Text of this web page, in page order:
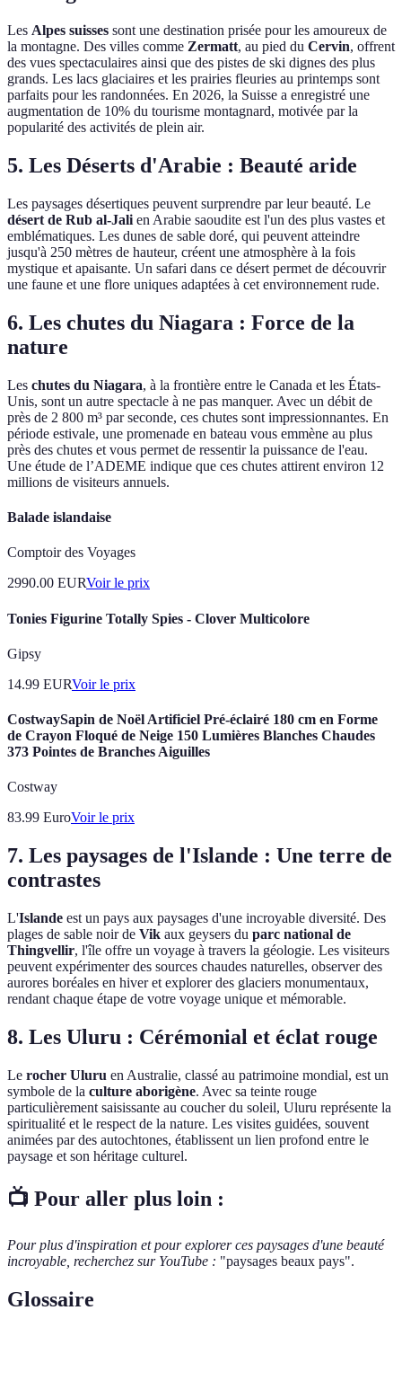
Les Alpes suisses sont une destination prisée pour les amoureux de
la montagne. Des villes comme Zermatt, au pied du Cervin, offrent
des vues spectaculaires ainsi que des pistes de ski dignes des plus
grands. Les lacs glaciaires et les prairies fleuries au printemps sont
parfaits pour les randonnées. En 2026, la Suisse a enregistré une
augmentation de 10% du tourisme montagnard, motivée par la
popularité des activités de plein air.
5. Les Déserts d'Arabie : Beauté aride
Les paysages désertiques peuvent surprendre par leur beauté. Le
désert de Rub al-Jali en Arabie saoudite est l'un des plus vastes et
emblématiques. Les dunes de sable doré, qui peuvent atteindre
jusqu'à 250 mètres de hauteur, créent une atmosphère à la fois
mystique et apaisante. Un safari dans ce désert permet de découvrir
une faune et une flore uniques adaptées à cet environnement rude.
6. Les chutes du Niagara : Force de la
nature
Les chutes du Niagara, à la frontière entre le Canada et les États-
Unis, sont un autre spectacle à ne pas manquer. Avec un débit de
près de 2 800 m³ par seconde, ces chutes sont impressionnantes. En
période estivale, une promenade en bateau vous emmène au plus
près des chutes et vous permet de ressentir la puissance de l'eau.
Une étude de l’ADEME indique que ces chutes attirent environ 12
millions de visiteurs annuels.
Balade islandaise
Comptoir des Voyages
2990.00 EURVoir le prix
Tonies Figurine Totally Spies - Clover Multicolore
Gipsy
14.99 EURVoir le prix
CostwaySapin de Noël Artificiel Pré-éclairé 180 cm en Forme
de Crayon Floqué de Neige 150 Lumières Blanches Chaudes
373 Pointes de Branches Aiguilles
Costway
83.99 EuroVoir le prix
7. Les paysages de l'Islande : Une terre de
contrastes
L'Islande est un pays aux paysages d'une incroyable diversité. Des
plages de sable noir de Vik aux geysers du parc national de
Thingvellir, l'île offre un voyage à travers la géologie. Les visiteurs
peuvent expérimenter des sources chaudes naturelles, observer des
aurores boréales en hiver et explorer des glaciers monumentaux,
rendant chaque étape de votre voyage unique et mémorable.
8. Les Uluru : Cérémonial et éclat rouge
Le rocher Uluru en Australie, classé au patrimoine mondial, est un
symbole de la culture aborigène. Avec sa teinte rouge
particulièrement saisissante au coucher du soleil, Uluru représente la
spiritualité et le respect de la nature. Les visites guidées, souvent
animées par des autochtones, établissent un lien profond entre le
paysage et son héritage culturel.
📺 Pour aller plus loin :
Pour plus d'inspiration et pour explorer ces paysages d'une beauté
incroyable, recherchez sur YouTube : "paysages beaux pays".
Glossaire